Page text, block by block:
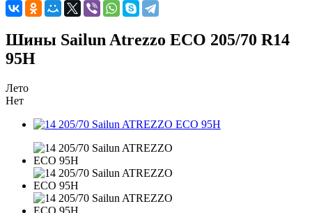
Шины Sailun Atrezzo ECO 205/70 R14
95H
Лето
Нет